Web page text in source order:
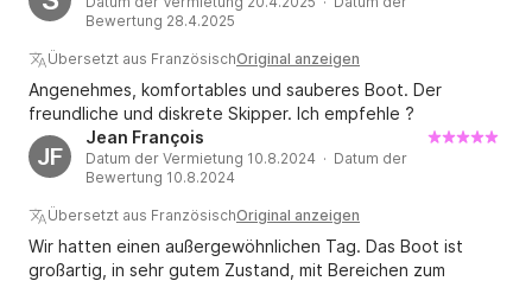
Bewertung 28.4.2025
Übersetzt aus FranzösischOriginal anzeigen
Angenehmes, komfortables und sauberes Boot. Der
freundliche und diskrete Skipper. Ich empfehle ?
JF
Jean François
Datum der Vermietung 10.8.2024 · Datum der
Bewertung 10.8.2024
Übersetzt aus FranzösischOriginal anzeigen
Wir hatten einen außergewöhnlichen Tag. Das Boot ist
großartig, in sehr gutem Zustand, mit Bereichen zum